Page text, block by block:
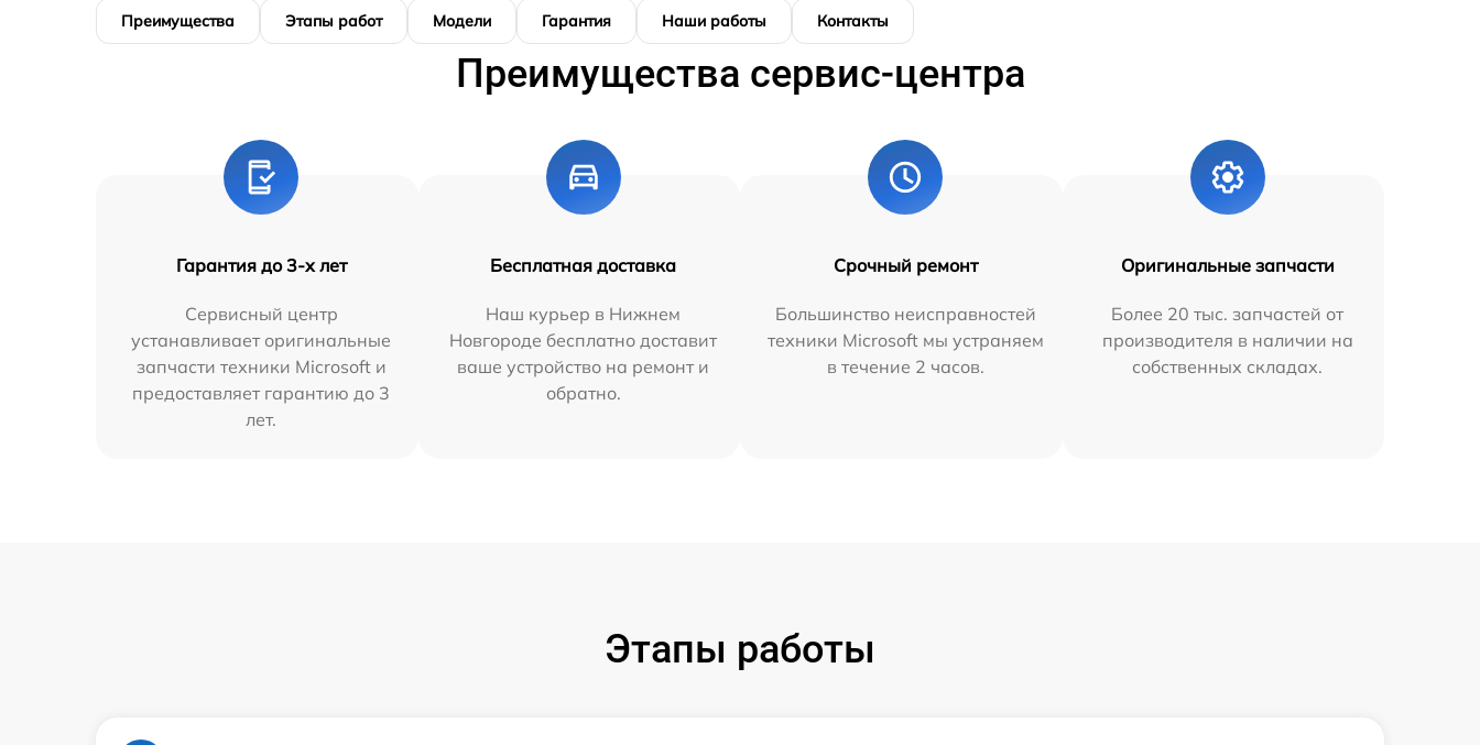
Преимущества Этапы работ Модели Гарантия Наши работы Контакты
Преимущества сервис-центра
Гарантия до 3-х лет
Сервисный центр
устанавливает оригинальные
запчасти техники Microsoft и
предоставляет гарантию до 3
лет.
Бесплатная доставка
Наш курьер в Нижнем
Новгороде бесплатно доставит
ваше устройство на ремонт и
обратно.
Срочный ремонт
Большинство неисправностей
техники Microsoft мы устраняем
в течение 2 часов.
Оригинальные запчасти
Более 20 тыс. запчастей от
производителя в наличии на
собственных складах.
Этапы работы